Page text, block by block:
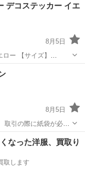
デコステッカー イエ
8月5日
ー 【サイズ】
8月5日
引の際に紙袋が必要
パン
なった洋服、買取り
取します